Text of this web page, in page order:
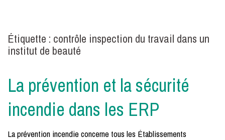
Étiquette : contrôle inspection du travail dans un
institut de beauté
La prévention et la sécurité
incendie dans les ERP
La prévention incendie concerne tous les Établissements